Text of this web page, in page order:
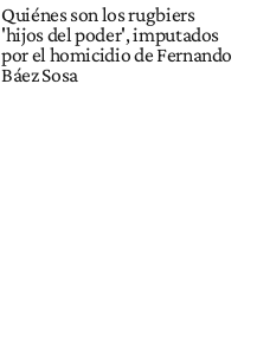
Quiénes son los rugbiers
'hijos del poder', imputados
por el homicidio de Fernando
Báez Sosa